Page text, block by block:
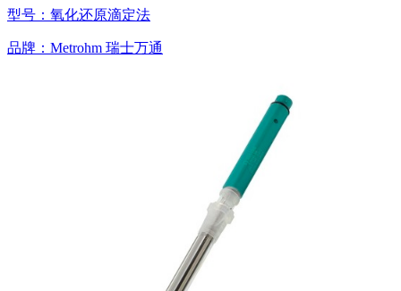
型号：氧化还原滴定法
品牌：Metrohm 瑞士万通